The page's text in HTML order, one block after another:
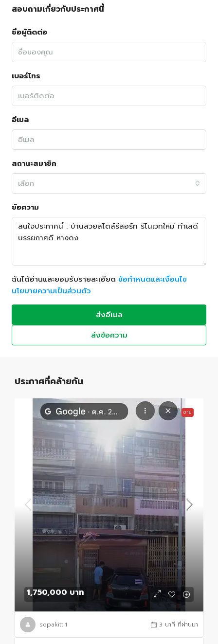
สอบถามเกี่ยวกับประกาศนี้
ชื่อผู้ติดต่อ
เบอร์โทร
อีเมล
สถานะสมาชิก
เลือก
ข้อความ
ฉันได้อ่านและยอมรับรายละเอียด ข้อกำหนดและเงื่อนไข
นโยบายความเป็นส่วนตัว
ส่งอีเมล
ส่งข้อความ
ประกาศที่คล้ายกัน
ขาย
1,750,000 บาท
sopakitti1 3 นาที ที่ผ่านมา